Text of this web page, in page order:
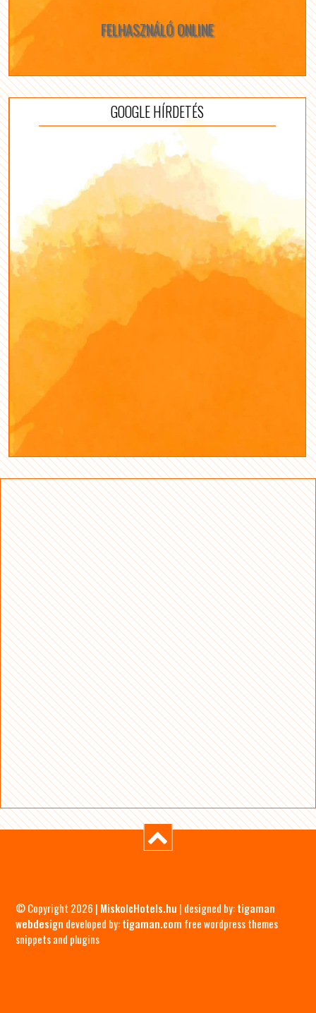
FELHASZNÁLÓ ONLINE
GOOGLE HÍRDETÉS
© Copyright 2026 | MiskolcHotels.hu | designed by:tigaman
webdesign developed by:tigaman.com free wordpress themes
snippets and plugins